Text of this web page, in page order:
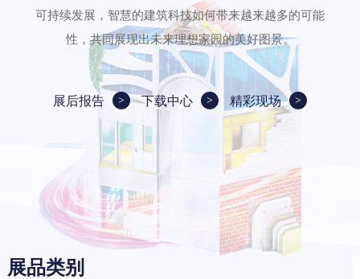
可持续发展，智慧的建筑科技如何带来越来越多的可能
性，共同展现出未来理想家园的美好图景。
展后报告 下载中心 精彩现场
展品类别